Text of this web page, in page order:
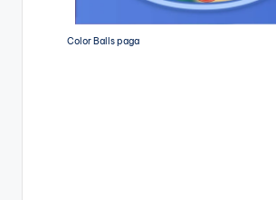
Color Balls paga